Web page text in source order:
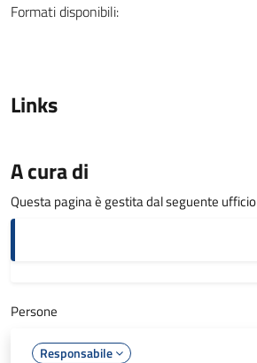
Formati disponibili:
Links
A cura di
Questa pagina è gestita dal seguente ufficio
Persone
Responsabile